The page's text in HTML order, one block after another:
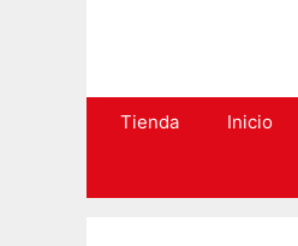
Tienda Inicio